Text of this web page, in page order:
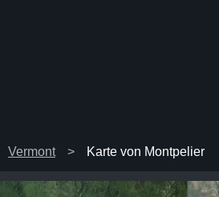
Vermont Karte von Montpelier